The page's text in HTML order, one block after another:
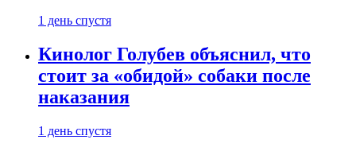
1 день спустя
Кинолог Голубев объяснил, что
стоит за «обидой» собаки после
наказания
1 день спустя